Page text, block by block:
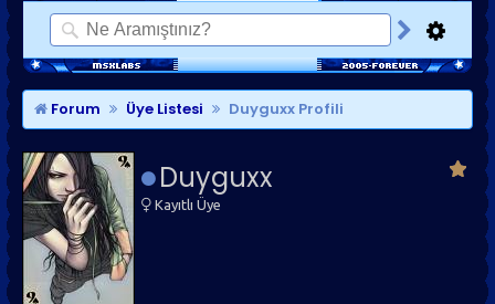
GÜNLÜKLER
SON MESAJLAR
KISAYOLLAR
Forum Üye Listesi Duyguxx Profili
Duyguxx
Kayıtlı Üye